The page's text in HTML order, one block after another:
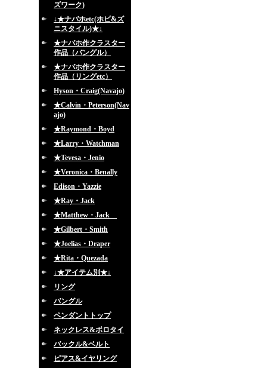
ズワーク)
↓★ナバホetc(ホピ&ズ
ニスタイル)★↓
★ナバホ作クラスター
作品（バングル）
★ナバホ作クラスター
作品（リングetc）
Hyson・Craig(Navajo)
★Calvin・Peterson(Nav
ajo)
★Raymond・Boyd
★Larry・Watchman
★Tevesa・Jenio
★Veronica・Benally
Edison・Yazzie
★Ray・Jack
★Matthew・Jack
★Gilbert・Smith
★Joelias・Draper
★Rita・Quezada
↓★アイテム別★↓
リング
バングル
ペンダントトップ
ネックレス&ボロタイ
バックル&ベルト
ピアス&イヤリング